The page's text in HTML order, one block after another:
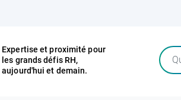
Couronne
Expertise et proximité pour
les grands défis RH,
aujourd'hui et demain.
pour
RH,